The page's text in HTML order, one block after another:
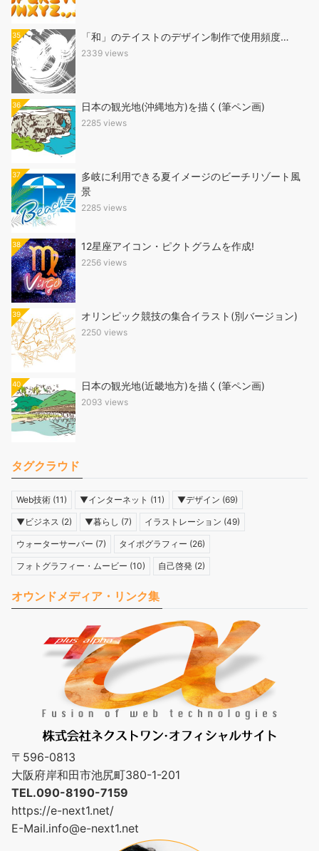
35 「和」のテイストのデザイン制作で使用頻度…
2339 views
36 日本の観光地(沖縄地方)を描く(筆ペン画)
2285 views
37
多岐に利用できる夏イメージのビーチリゾート風
景
2285 views
38 12星座アイコン・ピクトグラムを作成!
2256 views
39 オリンピック競技の集合イラスト(別バージョン)
2250 views
40 日本の観光地(近畿地方)を描く(筆ペン画)
2093 views
タグクラウド
Web技術 (11) ▼インターネット (11) ▼デザイン (69)
▼ビジネス (2) ▼暮らし (7) イラストレーション (49)
ウォーターサーバー (7) タイポグラフィー (26)
フォトグラフィー・ムービー (10) 自己啓発 (2)
オウンドメディア・リンク集
〒596-0813
大阪府岸和田市池尻町380-1-201
TEL.090-8190-7159
https://e-next1.net/
E-Mail.info@e-next1.net